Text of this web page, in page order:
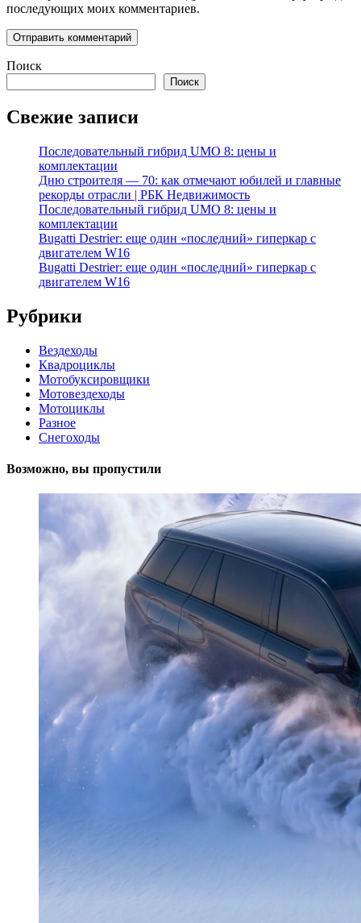
последующих моих комментариев.
Поиск
Поиск
Свежие записи
Последовательный гибрид UMO 8: цены и
комплектации
Дню строителя — 70: как отмечают юбилей и главные
рекорды отрасли | РБК Недвижимость
Последовательный гибрид UMO 8: цены и
комплектации
Bugatti Destrier: еще один «последний» гиперкар с
двигателем W16
Bugatti Destrier: еще один «последний» гиперкар с
двигателем W16
Рубрики
Вездеходы
Квадроциклы
Мотобуксировщики
Мотовездеходы
Мотоциклы
Разное
Снегоходы
Возможно, вы пропустили